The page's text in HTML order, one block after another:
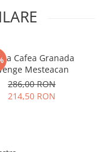
Cafea Granada
Mesteacan
286,00 RON
214,50 RON